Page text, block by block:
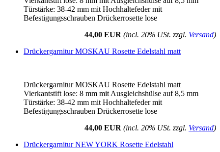
Türstärke: 38-42 mm mit Hochhaltefeder mit
Befestigungsschrauben Drückerrosette lose
44,00 EUR (incl. 20% USt. zzgl. Versand)
Drückergarnitur MOSKAU Rosette Edelstahl matt
Drückergarnitur MOSKAU Rosette Edelstahl matt
Vierkantstift lose: 8 mm mit Ausgleichshülse auf 8,5 mm
Türstärke: 38-42 mm mit Hochhaltefeder mit
Befestigungsschrauben Drückerrosette lose
44,00 EUR (incl. 20% USt. zzgl. Versand)
Drückergarnitur NEW YORK Rosette Edelstahl